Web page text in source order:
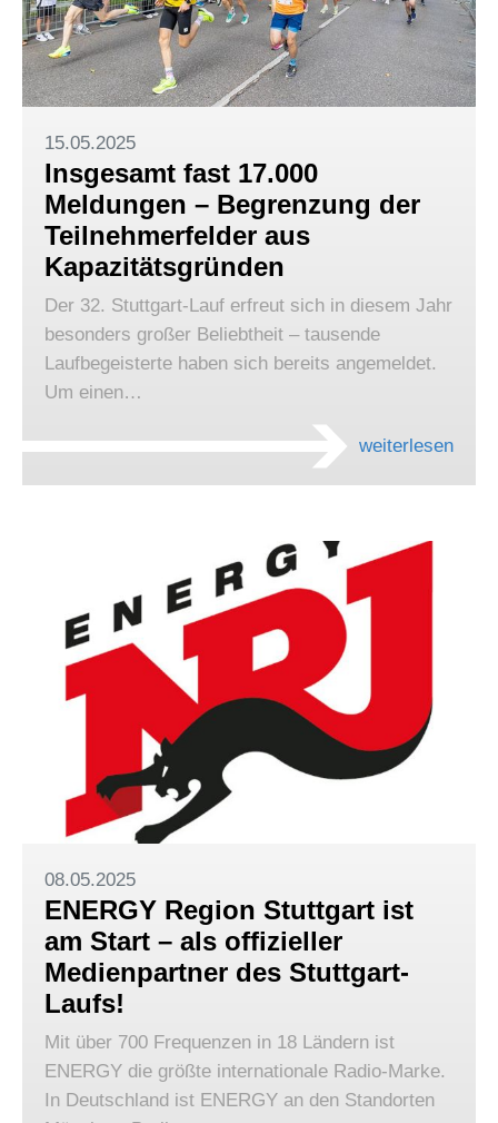
15.05.2025
Insgesamt fast 17.000
Meldungen – Begrenzung der
Teilnehmerfelder aus
Kapazitätsgründen
Der 32. Stuttgart-Lauf erfreut sich in diesem Jahr
besonders großer Beliebtheit – tausende
Laufbegeisterte haben sich bereits angemeldet.
Um einen…
weiterlesen
08.05.2025
ENERGY Region Stuttgart ist
am Start – als offizieller
Medienpartner des Stuttgart-
Laufs!
Mit über 700 Frequenzen in 18 Ländern ist
ENERGY die größte internationale Radio-Marke.
In Deutschland ist ENERGY an den Standorten